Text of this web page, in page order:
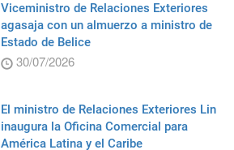
Viceministro de Relaciones Exteriores
agasaja con un almuerzo a ministro de
Estado de Belice
30/07/2026
El ministro de Relaciones Exteriores Lin
inaugura la Oficina Comercial para
América Latina y el Caribe